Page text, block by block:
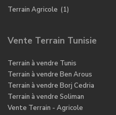
Terrain Agricole (1)
Vente Terrain Tunisie
Terrain à vendre Tunis
Terrain à vendre Ben Arous
Terrain à vendre Borj Cedria
Terrain à vendre Soliman
Vente Terrain - Agricole